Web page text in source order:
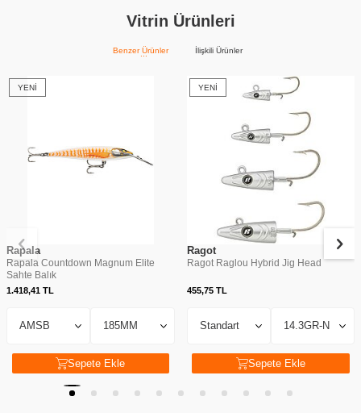
Vitrin Ürünleri
Benzer Ürünler İlişkili Ürünler
YENI
Rapala
Rapala Countdown Magnum Elite
Sahte Balık
1.418,41 TL
Sepete Ekle
YENI
Ragot
Ragot Raglou Hybrid Jig Head
455,75TL
Sepete Ekle